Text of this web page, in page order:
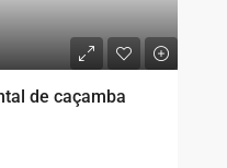
de caçamba